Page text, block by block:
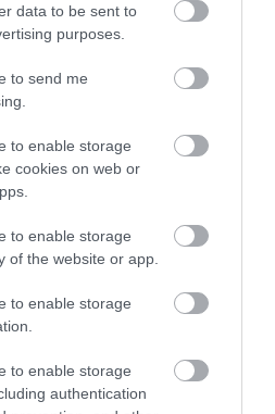
data to be sent to
purposes.
to send me
to enable storage
cookies on web or
to enable storage
of the website or app.
to enable storage
to enable storage
authentication